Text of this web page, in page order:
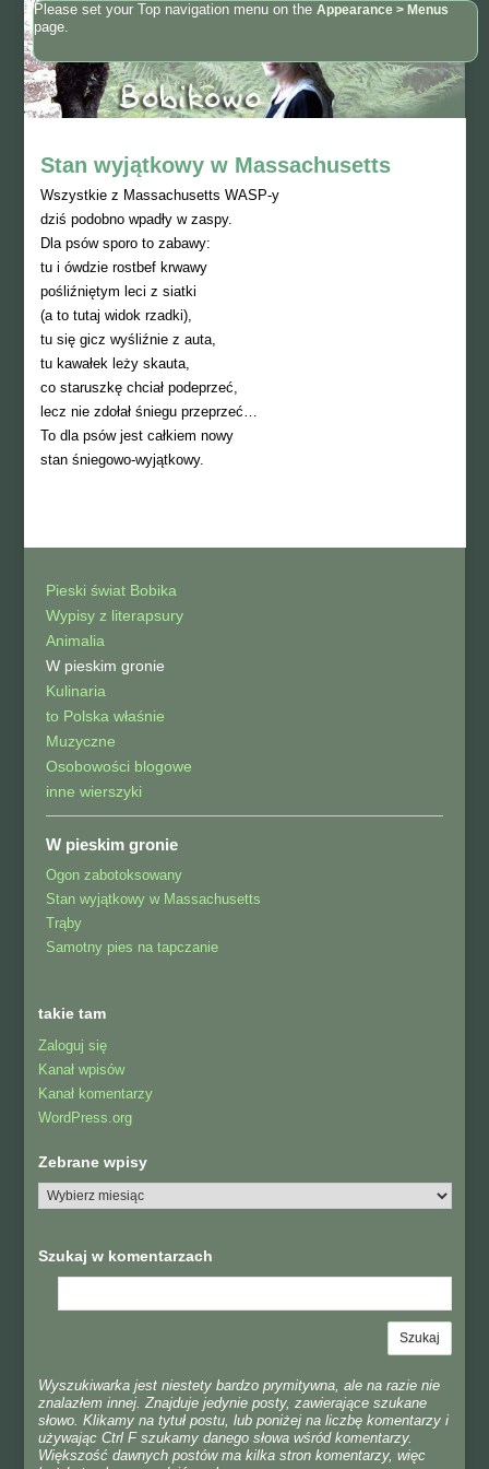
Please set your Top navigation menu on the Appearance > Menus
page.
Stan wyjątkowy w Massachusetts
Wszystkie z Massachusetts WASP-y
dziś podobno wpadły w zaspy.
Dla psów sporo to zabawy:
tu i ówdzie rostbef krwawy
pośliźniętym leci z siatki
(a to tutaj widok rzadki),
tu się gicz wyśliźnie z auta,
tu kawałek leży skauta,
co staruszkę chciał podeprzeć,
lecz nie zdołał śniegu przeprzeć…
To dla psów jest całkiem nowy
stan śniegowo-wyjątkowy.
Pieski świat Bobika
Wypisy z literapsury
Animalia
W pieskim gronie
Kulinaria
to Polska właśnie
Muzyczne
Osobowości blogowe
inne wierszyki
W pieskim gronie
Ogon zabotoksowany
Stan wyjątkowy w Massachusetts
Trąby
Samotny pies na tapczanie
takie tam
Zaloguj się
Kanał wpisów
Kanał komentarzy
WordPress.org
Zebrane wpisy
Szukaj w komentarzach
Wyszukiwarka jest niestety bardzo prymitywna, ale na razie nie
znalazłem innej. Znajduje jedynie posty, zawierające szukane
słowo. Klikamy na tytuł postu, lub poniżej na liczbę komentarzy i
używając Ctrl F szukamy danego słowa wśród komentarzy.
Większość dawnych postów ma kilka stron komentarzy, więc